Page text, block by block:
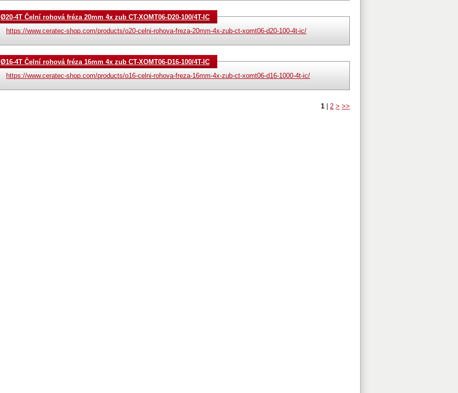
Ø20-4T Čelní rohová fréza 20mm 4x zub CT-XOMT06-D20-100/4T-IC
https://www.ceratec-shop.com/products/o20-celni-rohova-freza-20mm-4x-zub-ct-xomt06-d20-100-4t-ic/
Ø16-4T Čelní rohová fréza 16mm 4x zub CT-XOMT06-D16-100/4T-IC
https://www.ceratec-shop.com/products/o16-celni-rohova-freza-16mm-4x-zub-ct-xomt06-d16-1000-4t-ic/
1 2 > >>